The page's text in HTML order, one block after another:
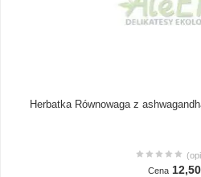
Herbatka Równowaga z
Cena 12,50